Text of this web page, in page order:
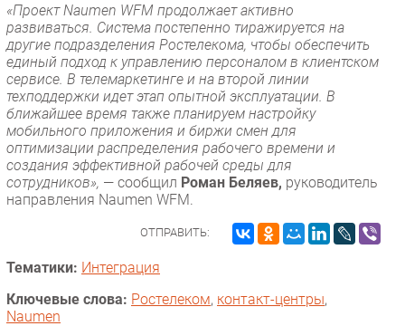
«Проект Naumen WFM продолжает активно
развиваться. Система постепенно тиражируется на
другие подразделения Ростелекома, чтобы обеспечить
единый подход к управлению персоналом в клиентском
сервисе. В телемаркетинге и на второй линии
техподдержки идет этап опытной эксплуатации. В
ближайшее время также планируем настройку
мобильного приложения и биржи смен для
оптимизации распределения рабочего времени и
создания эффективной рабочей среды для
сотрудников», — сообщил Роман Беляев, руководитель
направления Naumen WFM.
ОТПРАВИТЬ:
Тематики: Интеграция
Ключевые слова: Ростелеком, контакт-центры,
Naumen